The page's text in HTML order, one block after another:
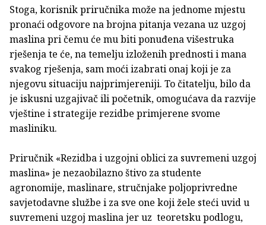
Stoga, korisnik priručnika može na jednome mjestu
pronaći odgovore na brojna pitanja vezana uz uzgoj
maslina pri čemu će mu biti ponuđena višestruka
rješenja te će, na temelju izloženih prednosti i mana
svakog rješenja, sam moći izabrati onaj koji je za
njegovu situaciju najprimjereniji. To čitatelju, bilo da
je iskusni uzgajivač ili početnik, omogućava da razvije
vještine i strategije rezidbe primjerene svome
masliniku.
Priručnik «Rezidba i uzgojni oblici za suvremeni uzgoj
maslina» je nezaobilazno štivo za studente
agronomije, maslinare, stručnjake poljoprivredne
savjetodavne službe i za sve one koji žele steći uvid u
suvremeni uzgoj maslina jer uz teoretsku podlogu,